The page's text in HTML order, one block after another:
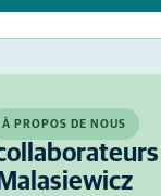
À PROPOS DE NOUS
Malasiewicz